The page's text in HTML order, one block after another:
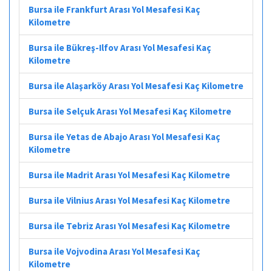
Bursa ile Frankfurt Arası Yol Mesafesi Kaç
Kilometre
Bursa ile Bükreş-Ilfov Arası Yol Mesafesi Kaç
Kilometre
Bursa ile Alaşarköy Arası Yol Mesafesi Kaç Kilometre
Bursa ile Selçuk Arası Yol Mesafesi Kaç Kilometre
Bursa ile Yetas de Abajo Arası Yol Mesafesi Kaç
Kilometre
Bursa ile Madrit Arası Yol Mesafesi Kaç Kilometre
Bursa ile Vilnius Arası Yol Mesafesi Kaç Kilometre
Bursa ile Tebriz Arası Yol Mesafesi Kaç Kilometre
Bursa ile Vojvodina Arası Yol Mesafesi Kaç
Kilometre